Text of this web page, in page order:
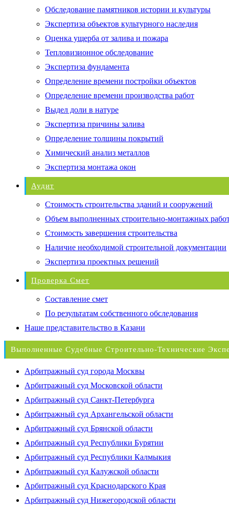
Обследование памятников истории и культуры
Экспертиза объектов культурного наследия
Оценка ущерба от залива и пожара
Тепловизионное обследование
Экспертиза фундамента
Определение времени постройки объектов
Определение времени производства работ
Выдел доли в натуре
Экспертиза причины залива
Определение толщины покрытий
Химический анализ металлов
Экспертиза монтажа окон
Аудит
Стоимость строительства зданий и сооружений
Объем выполненных строительно-монтажных
Стоимость завершения строительства
Наличие необходимой строительной документации
Экспертиза проектных решений
Проверка Смет
Составление смет
По результатам собственного обследования
Наше представительство в Казани
Выполненные Судебные Строительно-Технические
Арбитражный суд города Москвы
Арбитражный суд Московской области
Арбитражный суд Санкт-Петербурга
Арбитражный суд Архангельской области
Арбитражный суд Брянской области
Арбитражный суд Республики Бурятии
Арбитражный суд Республики Калмыкия
Арбитражный суд Калужской области
Арбитражный суд Краснодарского Края
Арбитражный суд Нижегородской области